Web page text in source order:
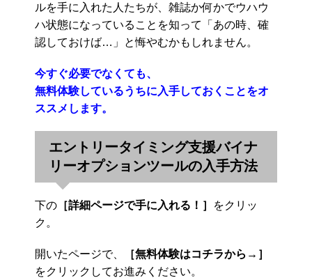
ルを手に入れた人たちが、雑誌か何かでウハウ
ハ状態になっていることを知って「あの時、確
認しておけば…」と悔やむかもしれません。
今すぐ必要でなくても、
無料体験しているうちに入手しておくことをオ
ススメします。
エントリータイミング支援バイナ
リーオプションツールの入手方法
下の ［詳細ページで手に入れる！］
をクリッ
ク。
開いたページで、
［無料体験はコチラから→］
をクリックしてお進みください。